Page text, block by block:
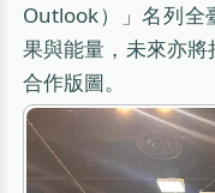
Outlook）」名列全
果與能量，未來亦
合作版圖。